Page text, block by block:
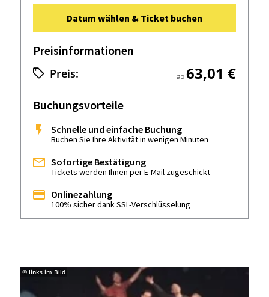
Stadtführungen
Tickets
Citytour
Übernachtung
Erlebnisse
Wein
© links im Bild
Datum wählen & Ticket buchen
Preisinformationen
Preis: ab63,01 €
Buchungsvorteile
Schnelle und einfache Buchung
Buchen Sie Ihre Aktivität in wenigen Minuten
Sofortige Bestätigung
Tickets werden Ihnen per E-Mail zugeschickt
Onlinezahlung
100% sicher dank SSL-Verschlüsselung